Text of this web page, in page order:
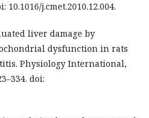
10.1016/j.cmet.2010.12.004.
liver damage by
dysfunction in rats
Physiology International,
doi: